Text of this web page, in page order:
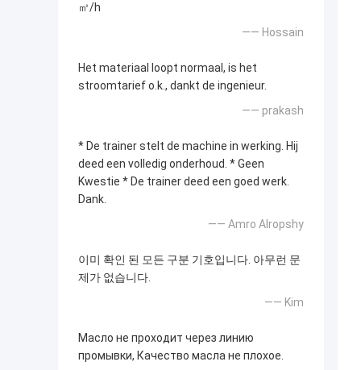
㎥/h
—— Hossain
Het materiaal loopt normaal, is het
stroomtarief o.k., dankt de ingenieur.
—— prakash
* De trainer stelt de machine in werking. Hij
deed een volledig onderhoud. * Geen
Kwestie * De trainer deed een goed werk.
Dank.
—— Amro Alropshy
이미 확인 된 모든 구분 기호입니다. 아무런 문
제가 없습니다.
—— Kim
Масло не проходит через линию
промывки, Качество масла не плохое.